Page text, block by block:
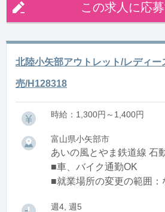
この求人に応
北陸小矢部アウトレット/レディー
売/H128318
時給：1,300円～1,400円
富山県小矢部市
あいの風とやま鉄道線 石
■車、バイク通勤OK
■就業場所の変更の範囲：
週4, 週5